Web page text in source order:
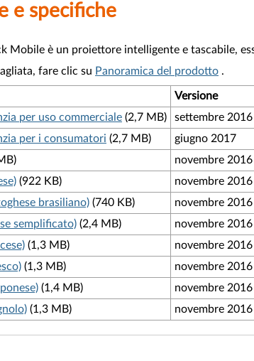
e specifiche
Mobile è un proiettore intelligente e tascabile,
fare clic su Panoramica del prodotto .
Versione
per uso commerciale (2,7 MB) settembre 2016
per i consumatori (2,7 MB) giugno 2017
novembre 2016
(922 KB) novembre 2016
brasiliano) (740 KB) novembre 2016
semplificato) (2,4 MB) novembre 2016
(1,3 MB) novembre 2016
(1,3 MB) novembre 2016
(1,4 MB) novembre 2016
(1,3 MB) novembre 2016